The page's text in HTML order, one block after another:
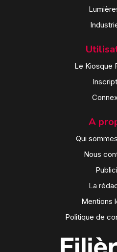
Le Kiosque
A
Qui
Nous
La
Mentions
Politique de